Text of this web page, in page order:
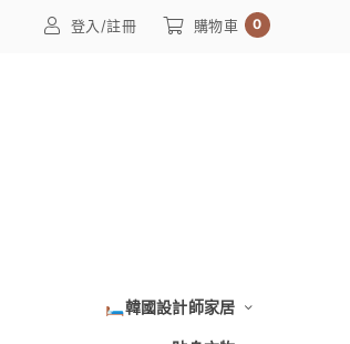
登入/註冊 購物車 0
🛏️韓國設計師家居